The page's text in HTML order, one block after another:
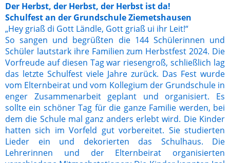
Der Herbst, der Herbst, der Herbst ist da!
Schulfest an der Grundschule Ziemetshausen
„Hey griaß di Gott Ländle, Gott griaß ui ihr Leit!“
So sangen und begrüßten die 144 Schülerinnen und
Schüler lautstark ihre Familien zum Herbstfest 2024. Die
Vorfreude auf diesen Tag war riesengroß, schließlich lag
das letzte Schulfest viele Jahre zurück. Das Fest wurde
vom Elternbeirat und vom Kollegium der Grundschule in
enger Zusammenarbeit geplant und organisiert. Es
sollte ein schöner Tag für die ganze Familie werden, bei
dem die Schule mal ganz anders erlebt wird. Die Kinder
hatten sich im Vorfeld gut vorbereitet. Sie studierten
Lieder ein und dekorierten das Schulhaus. Die
Lehrerinnen und der Elternbeirat organisierten